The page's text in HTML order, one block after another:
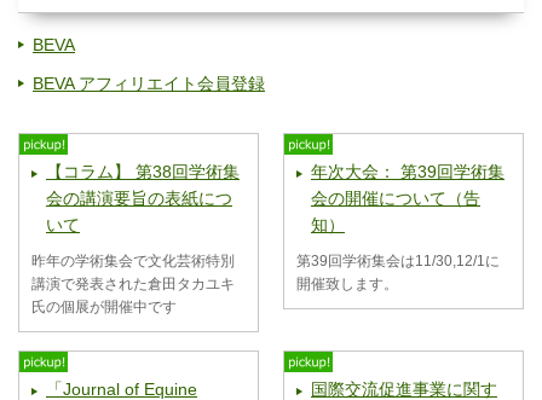
BEVA
BEVA アフィリエイト会員登録
【コラム】 第38回学術集
会の講演要旨の表紙につ
いて
昨年の学術集会で文化芸術特別
講演で発表された倉田タカユキ
氏の個展が開催中です
年次大会： 第39回学術集
会の開催について（告
知）
第39回学術集会は11/30,12/1に
開催致します。
「Journal of Equine
国際交流促進事業に関す